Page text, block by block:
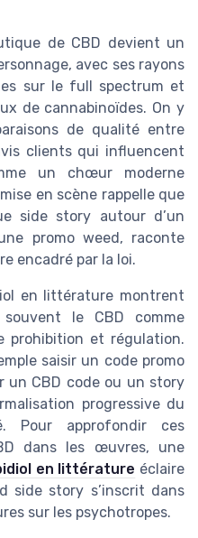
de CBD devient un
avec ses rayons
sur le full spectrum et
de cannabinoïdes. On y
de qualité entre
clients qui influencent
un chœur moderne
en scène rappelle que
side story autour d’un
promo weed, raconte
encadré par la loi.
en littérature montrent
le CBD comme
prohibition et régulation.
saisir un code promo
un CBD code ou un story
progressive du
Pour approfondir ces
dans les œuvres, une
en littérature éclaire
side story s’inscrit dans
sur les psychotropes.